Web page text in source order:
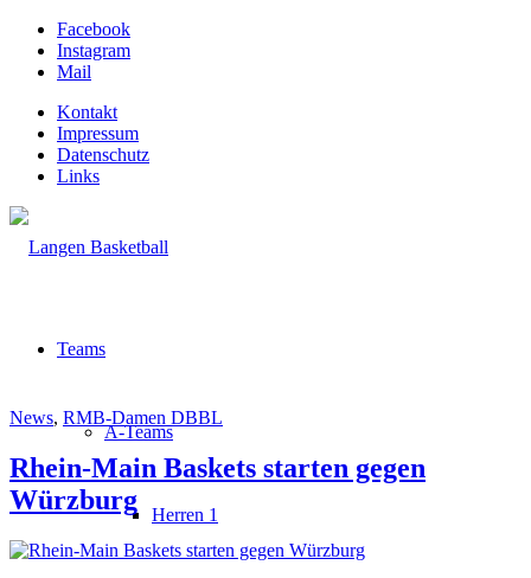
Facebook
Instagram
Mail
Kontakt
Impressum
Datenschutz
Links
Teams
A-Teams
Herren 1
News, RMB-Damen DBBL
Rhein-Main Baskets starten gegen
Würzburg